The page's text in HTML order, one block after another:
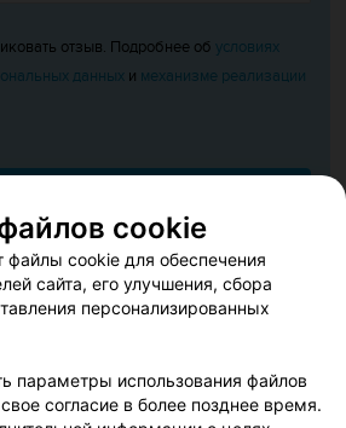
отзыв. Подробнее обусловиях
данных и механизме реализации
отзыв», вы принимаетеусловия
«Любите, пока любится» 27
у нас на Afisha.relax.by. У нас
cookie
файлы cookie для обеспечения
сайта, его улучшения, сбора
персонализированных
параметры использования файлов
согласие в более позднее время.